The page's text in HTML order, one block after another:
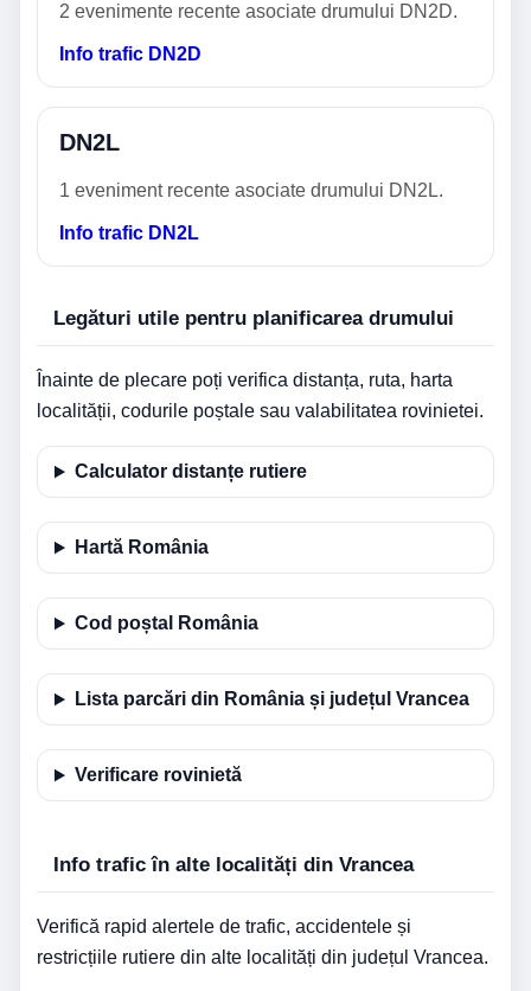
2 evenimente recente asociate drumului DN2D.
Info trafic DN2D
DN2L
1 eveniment recente asociate drumului DN2L.
Info trafic DN2L
Legături utile pentru planificarea drumului
Înainte de plecare poți verifica distanța, ruta, harta
localității, codurile poștale sau valabilitatea rovinietei.
Calculator distanțe rutiere
Hartă România
Cod poștal România
Lista parcări din România și județul Vrancea
Verificare rovinietă
Info trafic în alte localități din Vrancea
Verifică rapid alertele de trafic, accidentele și
restricțiile rutiere din alte localități din județul Vrancea.